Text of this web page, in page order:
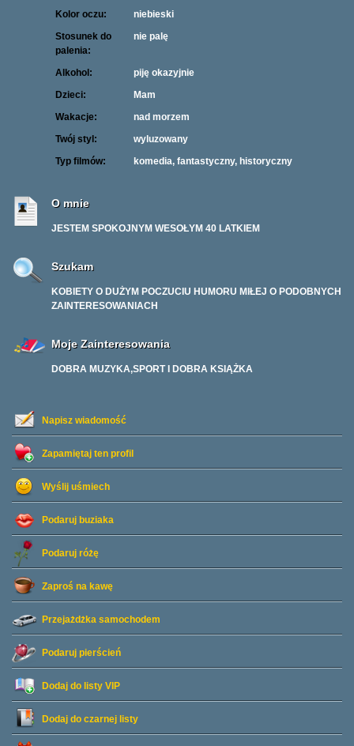
Napisz wiadomość
Zapamiętaj ten profil
Wyślij uśmiech
Podaruj buziaka
Podaruj różę
Zaproś na kawę
Przejażdżka samochodem
Podaruj pierścień
Dodaj do listy VIP
Dodaj do czarnej listy
Kolor oczu:
niebieski
Stosunek do
palenia:
nie palę
Alkohol:
piję okazyjnie
Dzieci:
Mam
Wakacje:
nad morzem
Twój styl:
wyluzowany
Typ filmów:
komedia, fantastyczny, historyczny
O mnie
JESTEM SPOKOJNYM WESOŁYM 40 LATKIEM
Szukam
KOBIETY O DUŻYM POCZUCIU HUMORU MIŁEJ O PODOBNYCH
ZAINTERESOWANIACH
Moje Zainteresowania
DOBRA MUZYKA,SPORT I DOBRA KSIĄŻKA